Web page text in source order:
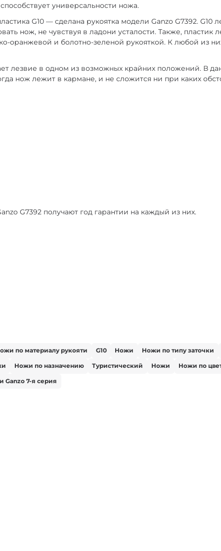
универсальности ножа.
G10 — сделана рукоятка модели Ganzo G7392. G10
нож, не чувствуя в ладони усталости. Также, пластик
оранжевой и болотно-зеленой рукояткой. К любой из
лезвие в одном из возможных крайних положений. В
нож лежит в кармане, и не сложится ни при каких
G7392 получают год гарантии на каждый из них.
по материалу рукояти G10 Ножи Ножи по типу заточки
Ножи по назначению Туристический Ножи Ножи по
Ganzo 7-я серия